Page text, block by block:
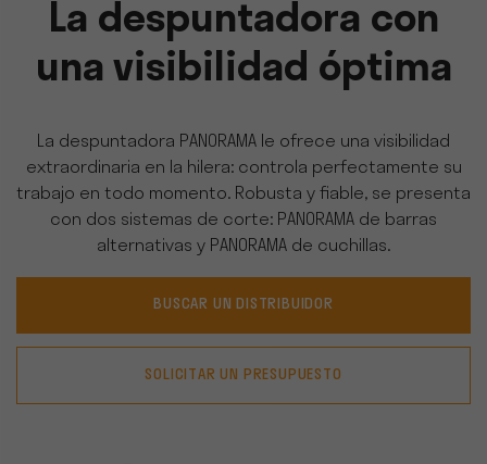
La despuntadora con
una visibilidad óptima
La despuntadora PANORAMA le ofrece una visibilidad
extraordinaria en la hilera: controla perfectamente su
trabajo en todo momento. Robusta y fiable, se presenta
con dos sistemas de corte: PANORAMA de barras
alternativas y PANORAMA de cuchillas.
BUSCAR UN DISTRIBUIDOR
SOLICITAR UN PRESUPUESTO